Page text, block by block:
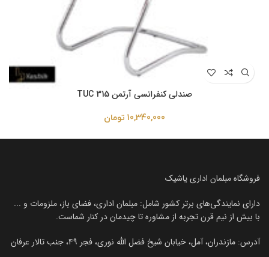
صندلی کنفرانسی آرتمن TUC 315
10,340,000 تومان
فروشگاه مبلمان اداری یاشیک
دارای نمایندگی‌های برتر کشور شامل: مبلمان اداری، فضای باز، ملزومات و ...
با بیش از نیم قرن تجربه از مشاوره تا چیدمان در کنار شماست.
آدرس: مازندران، آمل، خیابان شیخ فضل الله نوری، فجر ۴۹، جنب تالار عرفان